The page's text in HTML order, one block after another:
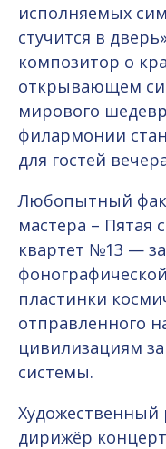
исполняемых
стучится в
композитор о
открывающем
мирового
филармонии
для гостей
Любопытный
мастера –
квартет №13 —
пластинки
отправленного
цивилизациям
системы.
Художественный
дирижёр